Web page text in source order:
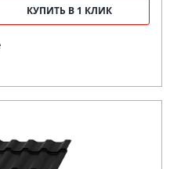
КУПИТЬ В 1 КЛИК